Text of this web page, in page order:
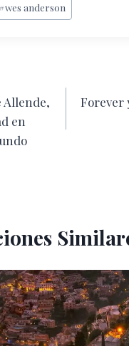
#wes anderson
Allende,
en
Forever